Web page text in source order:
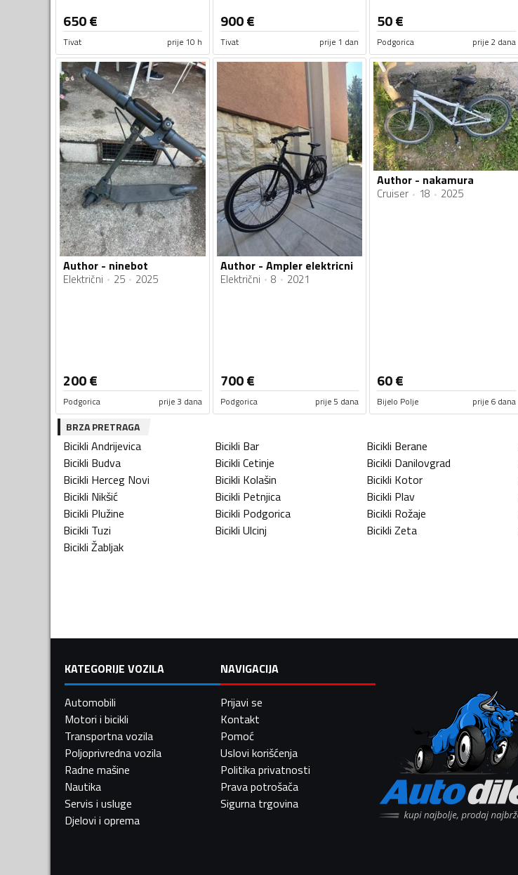
650€
Tivat prije 10 h
900€
Tivat prije 1 dan
50€
Podgorica prije 2 dana
Author - ninebot
Električni 25 2025
200€
Podgorica prije 3 dana
Author - Ampler elektricni
Električni 8 2021
700€
Podgorica prije 5 dana
Author - nakamura
Cruiser 18 2025
60€
Bijelo Polje prije 6 dana
BRZA PRETRAGA
Bicikli Andrijevica Bicikli Bar Bicikli Berane
Bicikli Budva Bicikli Cetinje Bicikli Danilovgrad
Bicikli Herceg Novi Bicikli Kolašin Bicikli Kotor
Bicikli Nikšić Bicikli Petnjica Bicikli Plav
Bicikli Plužine Bicikli Podgorica Bicikli Rožaje
Bicikli Tuzi Bicikli Ulcinj Bicikli Zeta
Bicikli Žabljak
KATEGORIJE VOZILA
Automobili
Motori i bicikli
Transportna vozila
Poljoprivredna vozila
Radne mašine
Nautika
Servis i usluge
Djelovi i oprema
NAVIGACIJA
Prijavi se
Kontakt
Pomoć
Uslovi korišćenja
Politika privatnosti
Prava potrošača
Sigurna trgovina